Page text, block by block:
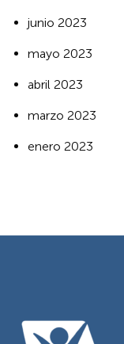
junio 2023
mayo 2023
abril 2023
marzo 2023
enero 2023